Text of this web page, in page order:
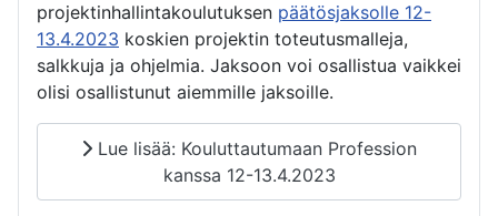
projektinhallintakoulutuksen päätösjaksolle 12-
13.4.2023 koskien projektin toteutusmalleja,
salkkuja ja ohjelmia. Jaksoon voi osallistua vaikkei
olisi osallistunut aiemmille jaksoille.
Lue lisää: Kouluttautumaan Profession
kanssa 12-13.4.2023